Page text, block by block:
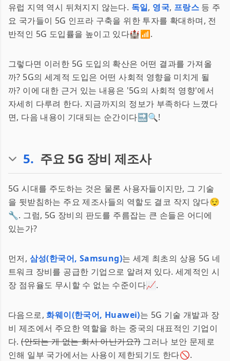
유럽 지역 역시 뒤쳐지지 않는다. 독일, 영국, 프랑스 등 주
요 국가들이 5G 인프라 구축을 위한 투자를 확대하며, 전
반적인 5G 도입률을 높이고 있다🏰📶.
그렇다면 이러한 5G 도입의 확산은 어떤 결과를 가져올
까? 5G의 세계적 도입은 어떤 사회적 영향을 미치게 될
까? 이에 대한 근거 있는 내용은 '5G의 사회적 영향'에서
자세히 다루려 한다. 지금까지의 정보가 부족하다 느꼈다
면, 다음 내용이 기대되는 순간이다🔜🔍!
5. 주요 5G 장비 제조사
5G 시대를 주도하는 것은 물론 사용자들이지만, 그 기술
을 뒷받침하는 주요 제조사들의 역할도 결코 작지 않다😌
🔧. 그럼, 5G 장비의 판도를 주름잡는 큰 손들은 어디에
있는가?
먼저, 삼성(한국어, Samsung)는 세계 최초의 상용 5G 네
트워크 장비를 공급한 기업으로 알려져 있다. 세계적인 시
장 점유율도 무시할 수 없는 수준이다📈.
다음으로,화웨이(한국어, Huawei)는 5G 기술 개발과 장
비 제조에서 주요한 역할을 하는 중국의 대표적인 기업이
다.(안되는 게 없는 회사 아닌가요?)그러나 보안 문제로
인해 일부 국가에서는 사용이 제한되기도 한다🚫.